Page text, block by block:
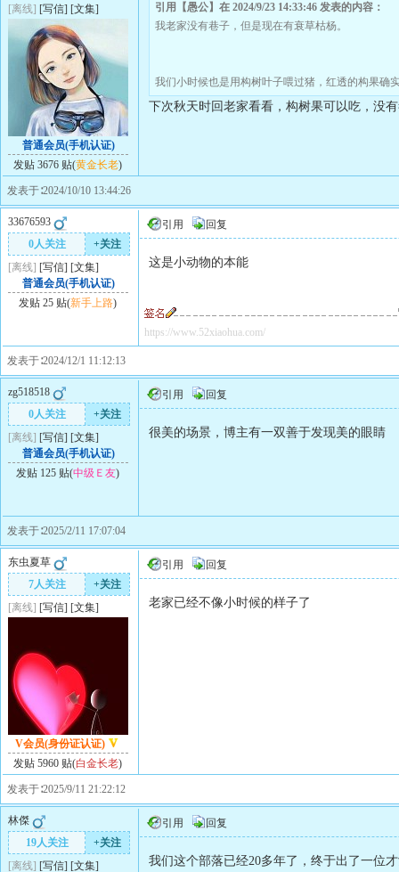
[离线] [写信] [文集]
普通会员(手机认证)
发贴 3676 贴(黄金长老)
引用【愚公】在 2024/9/23 14:33:46 发表的内容：
我老家没有巷子，但是现在有衰草枯杨。
我们小时候也是用构树叶子喂过猪，红透的构果确
下次秋天时回老家看看，构树果可以吃，没
发表于∶2024/10/10 13:44:26
33676593
0人关注
+关注
[离线] [写信] [文集]
普通会员(手机认证)
发贴 25 贴(新手上路)
引用 回复
这是小动物的本能
https://www.52xiaohua.com/
发表于∶2024/12/1 11:12:13
zg518518
0人关注
+关注
[离线] [写信] [文集]
普通会员(手机认证)
发贴 125 贴(中级Ｅ友)
引用 回复
很美的场景，博主有一双善于发现美的眼睛
发表于∶2025/2/11 17:07:04
东虫夏草
7人关注
+关注
[离线] [写信] [文集]
V会员(身份证认证)
发贴 5960 贴(白金长老)
引用 回复
老家已经不像小时候的样子了
发表于∶2025/9/11 21:22:12
林傑
19人关注
+关注
[离线] [写信] [文集]
引用 回复
我们这个部落已经20多年了，终于出了一位